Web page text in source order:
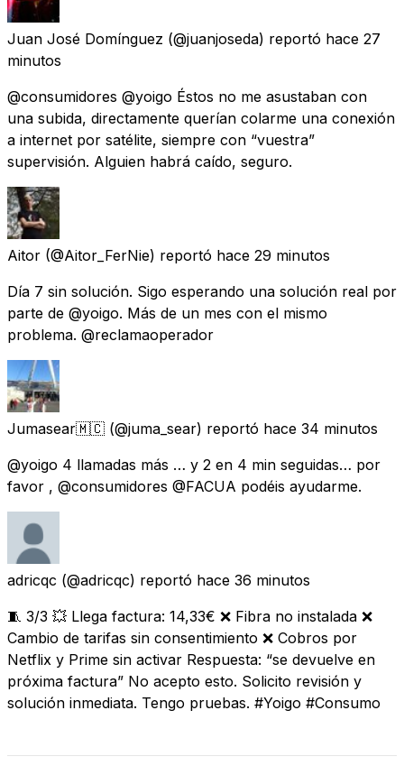
Juan José Domínguez (@juanjoseda) reportó hace 27
minutos
@consumidores @yoigo Éstos no me asustaban con
una subida, directamente querían colarme una conexión
a internet por satélite, siempre con “vuestra”
supervisión. Alguien habrá caído, seguro.
Aitor (@Aitor_FerNie) reportó hace 29 minutos
Día 7 sin solución. Sigo esperando una solución real por
parte de @yoigo. Más de un mes con el mismo
problema. @reclamaoperador
Jumasear🇲🇨 (@juma_sear) reportó hace 34 minutos
@yoigo 4 llamadas más … y 2 en 4 min seguidas… por
favor , @consumidores @FACUA podéis ayudarme.
adricqc (@adricqc) reportó hace 36 minutos
🧵 3/3 💥 Llega factura: 14,33€ ❌ Fibra no instalada ❌
Cambio de tarifas sin consentimiento ❌ Cobros por
Netflix y Prime sin activar Respuesta: “se devuelve en
próxima factura” No acepto esto. Solicito revisión y
solución inmediata. Tengo pruebas. #Yoigo #Consumo